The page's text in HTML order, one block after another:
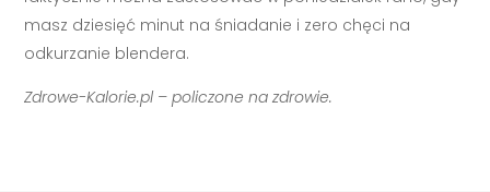
masz dziesięć minut na śniadanie i zero chęci na
odkurzanie blendera.
Zdrowe-Kalorie.pl – policzone na zdrowie.